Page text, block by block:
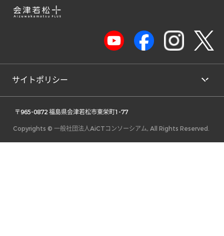
サイトポリシー
〒965-0872 福島県会津若松市東栄町1-77
Copyrights © 一般社団法人AiCTコンソーシアム, All Rights Reserved.